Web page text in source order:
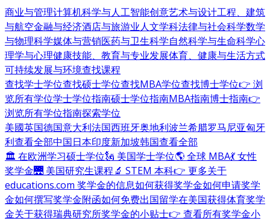
商业与管理计算机科学与人工智能创意艺术与设计工程、建筑
与航空金融与经济酒店与旅游业人文学科法律与社会科学数学
与物理科学媒体与营销医药与卫生科学自然科学与生命科学心
理学与心理健康技能、教育与专业发展体育、健康与生活方式
可持续发展与环境查找课程
查找学士学位查找硕士学位查找MBA学位查找博士学位👉 浏
览所有学位学士学位指南硕士学位指南MBA指南博士指南👉
浏览所有学位指南探索学位
美國英国德国意大利法国西班牙奥地利波兰希腊罗马尼亚匈牙
利查看全部中国日本印度新加坡韩国查看全部
🏛 在欧洲学习硕士学位🗽 美国学士学位🌎 全球 MBA💃 女性
奖学金🌉 美国研究生课程🔬 STEM 本科👉 更多关于
educations.com 奖学金的信息如何获得奖学金如何申请奖学
金如何撰写奖学金附函如何免费出国留学在美国获得体育奖学
金关于获得瑞典研究所奖学金的小贴士👉 查看所有奖学金小